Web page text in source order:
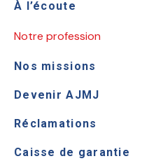
À l’écoute
Notre profession
Nos missions
Devenir AJMJ
Réclamations
Caisse de garantie